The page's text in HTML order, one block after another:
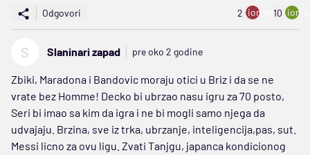
Odgovori 2 ion:minus
10
S Slaninari zapad pre oko 2 godine
Zbiki, Maradona i Bandovic moraju otici u Briz i da se ne
vrate bez Homme! Decko bi ubrzao nasu igru za 70 posto,
Seri bi imao sa kim da igra i ne bi mogli samo njega da
udvajaju. Brzina, sve iz trka, ubrzanje, inteligencija,pas, sut.
Messi licno za ovu ligu. Zvati Tanjgu, japanca kondicionog